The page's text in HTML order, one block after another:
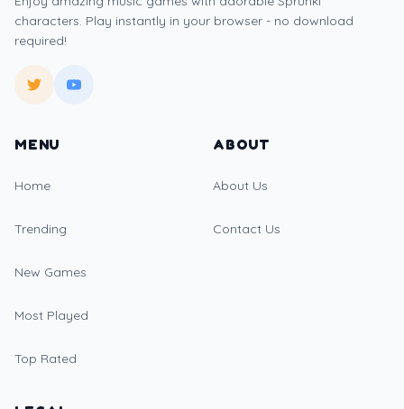
characters. Play instantly in your browser - no download
required!
MENU
Home
Trending
New Games
Most Played
Top Rated
ABOUT
About Us
Contact Us